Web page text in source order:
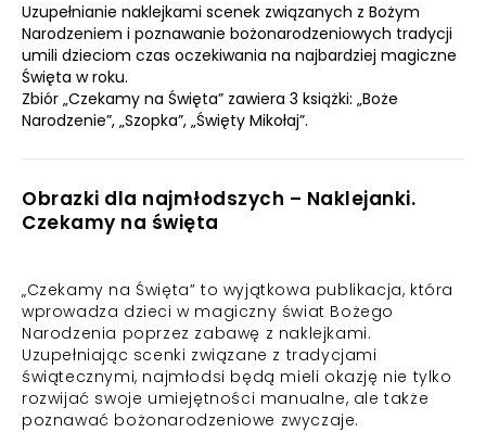
Uzupełnianie naklejkami scenek związanych z Bożym
Narodzeniem i poznawanie bożonarodzeniowych tradycji
umili dzieciom czas oczekiwania na najbardziej magiczne
Święta w roku.
Zbiór „Czekamy na Święta” zawiera 3 książki: „Boże
Narodzenie”, „Szopka”, „Święty Mikołaj”.
Obrazki dla najmłodszych – Naklejanki.
Czekamy na święta
„Czekamy na Święta” to wyjątkowa publikacja, która
wprowadza dzieci w magiczny świat Bożego
Narodzenia poprzez zabawę z naklejkami.
Uzupełniając scenki związane z tradycjami
świątecznymi, najmłodsi będą mieli okazję nie tylko
rozwijać swoje umiejętności manualne, ale także
poznawać bożonarodzeniowe zwyczaje.